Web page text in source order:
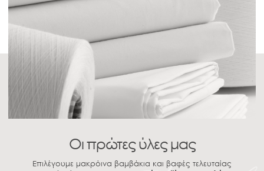
Οι πρώτες ύλες μας
Επιλέγουμε μακρόινα βαμβάκια και βαφές τελευταίας